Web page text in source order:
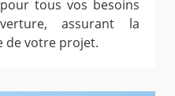
tous vos besoins
assurant la
de votre projet.